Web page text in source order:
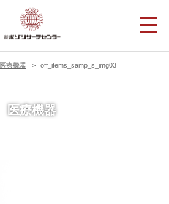
医療機器 off_items_samp_s_img03
医療機器